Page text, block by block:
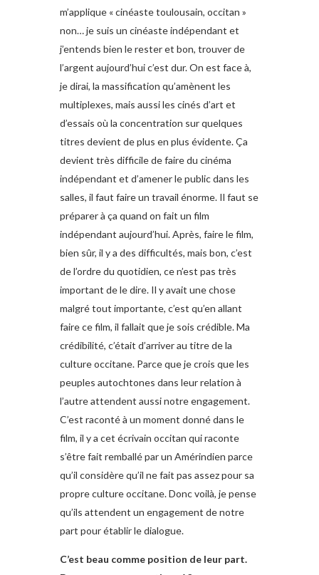
m’applique « cinéaste toulousain, occitan »
non… je suis un cinéaste indépendant et
j’entends bien le rester et bon, trouver de
l’argent aujourd’hui c’est dur. On est face à,
je dirai, la massification qu’amènent les
multiplexes, mais aussi les cinés d’art et
d’essais où la concentration sur quelques
titres devient de plus en plus évidente. Ça
devient très difficile de faire du cinéma
indépendant et d’amener le public dans les
salles, il faut faire un travail énorme. Il faut se
préparer à ça quand on fait un film
indépendant aujourd’hui. Après, faire le film,
bien sûr, il y a des difficultés, mais bon, c’est
de l’ordre du quotidien, ce n’est pas très
important de le dire. Il y avait une chose
malgré tout importante, c’est qu’en allant
faire ce film, il fallait que je sois crédible. Ma
crédibilité, c’était d’arriver au titre de la
culture occitane. Parce que je crois que les
peuples autochtones dans leur relation à
l’autre attendent aussi notre engagement.
C’est raconté à un moment donné dans le
film, il y a cet écrivain occitan qui raconte
s’être fait remballé par un Amérindien parce
qu’il considère qu’il ne fait pas assez pour sa
propre culture occitane. Donc voilà, je pense
qu’ils attendent un engagement de notre
part pour établir le dialogue.
C’est beau comme position de leur part.